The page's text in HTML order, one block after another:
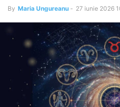
By Maria Ungureanu - 27 iunie 2026